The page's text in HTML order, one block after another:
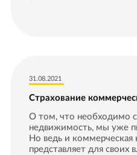
31.08.2021
Страхование
О том, что необходимо
недвижимость, мы уже
Но ведь и
представляет для своих